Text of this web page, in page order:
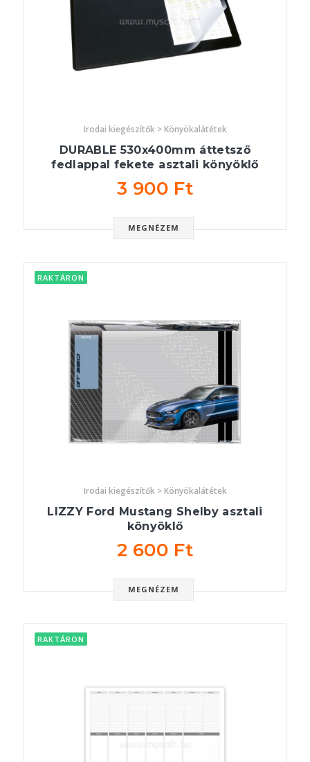
Irodai kiegészítők > Könyökalátétek
DURABLE 530x400mm áttetsző
fedlappal fekete asztali könyöklő
3 900 Ft
MEGNÉZEM
RAKTÁRON
Irodai kiegészítők > Könyökalátétek
LIZZY Ford Mustang Shelby asztali
könyöklő
2 600 Ft
MEGNÉZEM
RAKTÁRON